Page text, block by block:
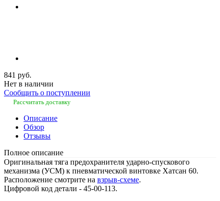
841 руб.
Нет в наличии
Сообщить о поступлении
Рассчитать доставку
Описание
Обзор
Отзывы
Полное описание
Оригинальная тяга предохранителя ударно-спускового
механизма (УСМ) к пневматической винтовке Хатсан 60.
Расположение смотрите на взрыв-схеме.
Цифровой код детали - 45-00-113.